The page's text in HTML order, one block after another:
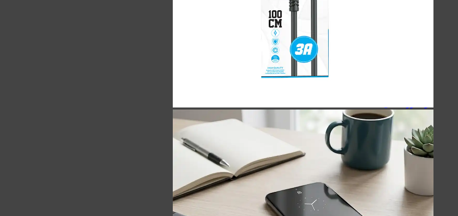
سیلیکون پاور - Silicon Power
هویت - Havit
ریمکس - Remax
اسپیکرهای استند
سیبراتون - Sibraton
انرجایزر - Energizer
سیلیکون پاور - Silicon Power